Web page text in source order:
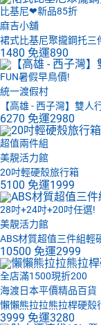
比基尼❤新品85折
麻吉小舖
裙式比基尼聚攏鋼托三
1480 免運890
FUN暑假早鳥價!
統一渡假村
【高雄 - 西子灣】雙人
6270 免運2980
超值兩件組
美靚活力館
20吋輕硬殼旅行箱
5100 免運1999
28吋+24吋+20吋任選!
美靚活力館
ABS材質超值三件組輕
10500 免運2999
全店滿1500現折200
海渡日本平價精品百貨
懶懶熊拉拉熊拉桿硬殼
3999 免運3280